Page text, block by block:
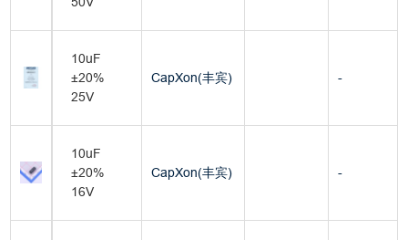
10uF
±20%
25V
CapXon(丰宾) -
10uF
±20%
16V
CapXon(丰宾) -